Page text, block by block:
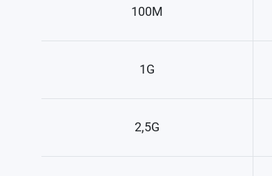
100M
1G
2,5G